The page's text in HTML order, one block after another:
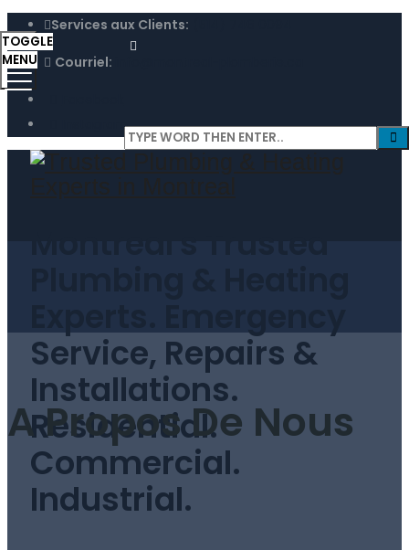
Services aux Clients:
Courriel:
Instagram
Service, Repairs &
Installations.
Residential.
Commercial.
Industrial.
TOGGLE
MENU
A Propos De Nous